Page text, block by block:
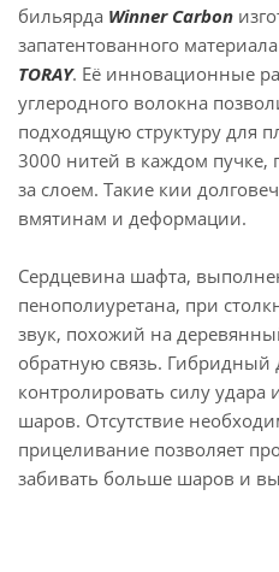
бильярда Winner Carbon
запатентованного
TORAY. Её инновационные
углеродного волокна
подходящую структуру для
3000 нитей в каждом
за слоем. Такие кии
вмятинам и деформации.
Сердцевина шафта,
пенополиуретана, при
звук, похожий на
обратную связь. Гибридный
контролировать силу удара
шаров. Отсутствие
прицеливание позволяет
забивать больше шаров и